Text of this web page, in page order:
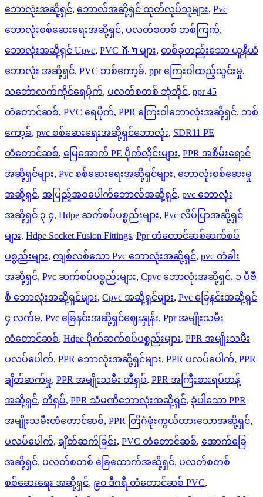
ဘောလုံးအဆို့ရှင်, ဘောလ်အဆို့ရှင် ထုတ်လုပ်သူများ, Pvc
ဘောလုံးစစ်ဆေးရေးအဆို့ရှင်, ပလတ်စတစ် ဘစ်ကြက်,
ဘောလုံးအဆို့ရှင် Upvc, PVC ሹካများ, တစ်ခုတည်းသော ယူနီယံ
ဘောလုံး အဆို့ရှင်, PVC ဘစ်ကော့ခ်, ppr ကြေးဝါထည့်သွင်းမှု,
သင်္ဘောလက်ကိုင်ရေပိုက်, ပလတ်စတစ် ဘုံဘိုင်, ppr 45
တံတောင်ဆစ်, PVC ရေပိုက်, PPR ကြေးဝါဘောလုံးအဆို့ရှင်, ဘစ်
ကော့ခ်, pvc စစ်ဆေးရေးအဆို့ရှင်ဘောလုံး, SDR11 PE
တံတောင်ဆစ်, မြေအောက် PE ပိုက်လိုင်းများ, PPR အစိမ်းရောင်
အဆို့ရှင်များ, Pvc စစ်ဆေးရေးအဆို့ရှင်များ, ဘောလုံးစစ်ဆေးမှု
အဆို့ရှင်, အပြည့်အဝပေါက်ဘောလ်အဆို့ရှင်, pvc ဘောလုံး
အဆို့ရှင် ၃ ၄, Hdpe ဆက်စပ်ပစ္စည်းများ, Pvc လိပ်ပြာအဆို့ရှင်
များ, Hdpe Socket Fusion Fittings, Ppr တံတောင်ဆစ်ဆက်စပ်
ပစ္စည်းများ, ကျစ်လစ်သော Pvc ဘောလုံးအဆို့ရှင်, pvc တံခါး
အဆို့ရှင်, Pvc ဆက်စပ်ပစ္စည်းများ, Cpvc ဘောလုံးအဆို့ရှင်, ၁ ပီဗီ
စီ ဘောလုံးအဆို့ရှင်များ, Cpvc အဆို့ရှင်များ, Pvc ခြေနင်းအဆို့ရှင်
၄ လက်မ, Pvc ခြေနင်းအဆို့ရှင်ဈေးနှုန်း, Ppr အမျိုးသမီး
တံတောင်ဆစ်, Hdpe ပိုက်ဆက်စပ်ပစ္စည်းများ, PPR အမျိုးသမီး
ပလပ်ပေါက်, PPR ဘောလုံးအဆို့ရှင်များ, PPR ပလပ်ပေါက်, PPR
ချိတ်ဆက်မှု, PPR အမျိုးသမီး တီရှပ်, PPR အကြီးစားရပ်တန့်
အဆို့ရှင်, တီရှပ်, PPR သံမဏိဘောလုံးအဆို့ရှင်, ခုံပါသော PPR
အမျိုးသမီးတံတောင်ဆစ်, PPR တြိဂံဖုံးကွယ်ထားသောအဆို့ရှင်,
ပလပ်ပေါက်, ချိတ်ဆက်ခြင်း, PVC တံတောင်ဆစ်, အောက်ခြေ
အဆို့ရှင်, ပလတ်စတစ် ခြေထောက်အဆို့ရှင်, ပလတ်စတစ်
စစ်ဆေးရေး အဆို့ရှင်, ၉၀ ဒီဂရီ တံတောင်ဆစ် PVC,